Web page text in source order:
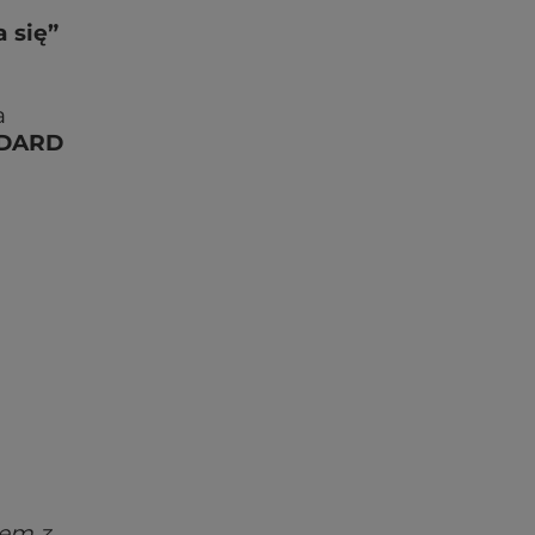
się”